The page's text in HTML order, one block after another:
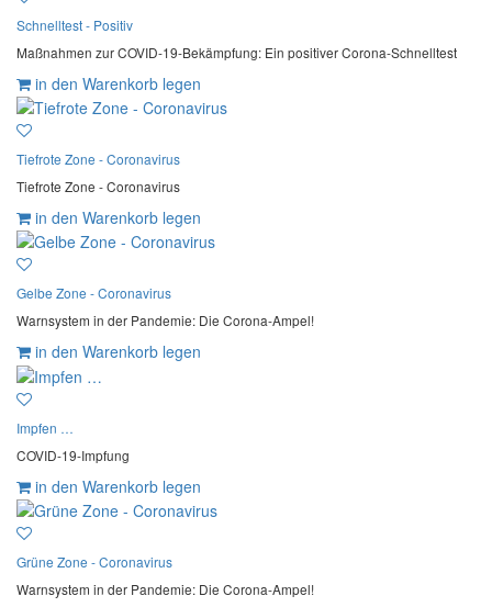
Schnelltest - Positiv
Maßnahmen zur COVID-19-Bekämpfung: Ein positiver Corona-Schnelltest
in den Warenkorb legen
Tiefrote Zone - Coronavirus
Tiefrote Zone - Coronavirus
in den Warenkorb legen
Gelbe Zone - Coronavirus
Warnsystem in der Pandemie: Die Corona-Ampel!
in den Warenkorb legen
Impfen …
COVID-19-Impfung
in den Warenkorb legen
Grüne Zone - Coronavirus
Warnsystem in der Pandemie: Die Corona-Ampel!